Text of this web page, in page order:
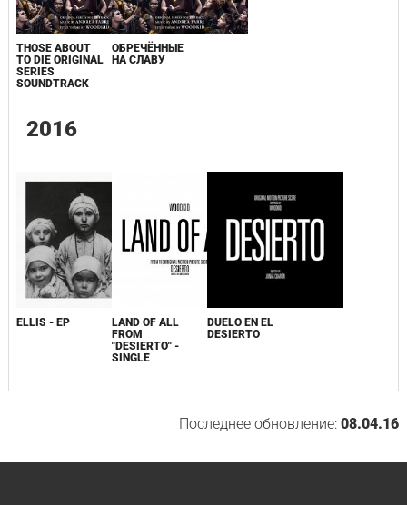
THOSE ABOUT
TO DIE ORIGINAL
SERIES
SOUNDTRACK
ОБРЕЧЁННЫЕ
НА СЛАВУ
2016
ELLIS - EP
LAND OF ALL
FROM
"DESIERTO" -
SINGLE
DUELO EN EL
DESIERTO
Последнее обновление:08.04.16